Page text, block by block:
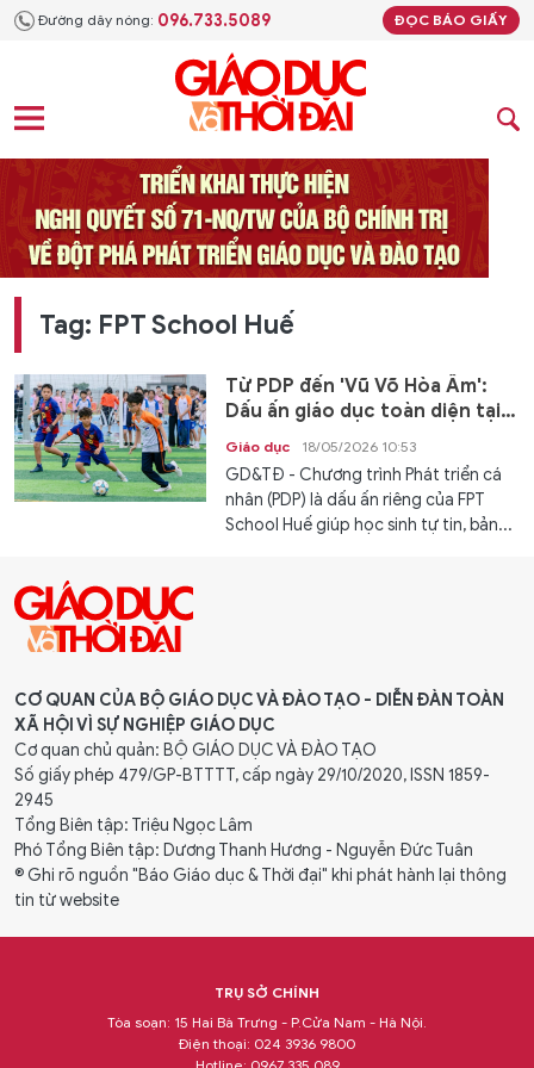
Đường dây nóng: 096.733.5089 ĐỌC BÁO GIẤY
Tag: FPT School Huế
Từ PDP đến 'Vũ Võ Hòa Âm':
Dấu ấn giáo dục toàn diện tại
FPT School Huế
Giáo dục 18/05/2026 10:53
GD&TĐ - Chương trình Phát triển cá
nhân (PDP) là dấu ấn riêng của FPT
School Huế giúp học sinh tự tin, bản...
CƠ QUAN CỦA BỘ GIÁO DỤC VÀ ĐÀO TẠO - DIỄN ĐÀN TOÀN
XÃ HỘI VÌ SỰ NGHIỆP GIÁO DỤC
Cơ quan chủ quản: BỘ GIÁO DỤC VÀ ĐÀO TẠO
Số giấy phép 479/GP-BTTTT, cấp ngày 29/10/2020, ISSN 1859-
2945
Tổng Biên tập: Triệu Ngọc Lâm
Phó Tổng Biên tập: Dương Thanh Hương - Nguyễn Đức Tuân
® Ghi rõ nguồn "Báo Giáo dục & Thời đại" khi phát hành lại thông
tin từ website
TRỤ SỞ CHÍNH
Tòa soạn: 15 Hai Bà Trưng - P.Cửa Nam - Hà Nội.
Điện thoại: 024 3936 9800